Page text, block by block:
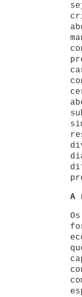
A
Os